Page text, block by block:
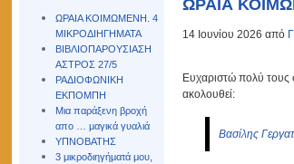
ΩΡΑΙΑ ΚΟΙΜΩΜΕΝΗ. 4
ΜΙΚΡΟΔΙΗΓΗΜΑΤΑ
ΒΙΒΛΙΟΠΑΡΟΥΣΙΑΣΗ
ΑΣΤΡΟΣ 27/5
ΡΑΔΙΟΦΩΝΙΚΗ
ΕΚΠΟΜΠΗ
Μια παράξενη βροχή
απο … μαγικά γυαλιά
ΥΠΝΟΒΑΤΗΣ
3 μικροδιηγήματά μου,
ΩΡΑΙΑ
14 Ιουνίου 2026 από
Ευχαριστώ πολύ τους
ακολουθεί:
Βασίλης